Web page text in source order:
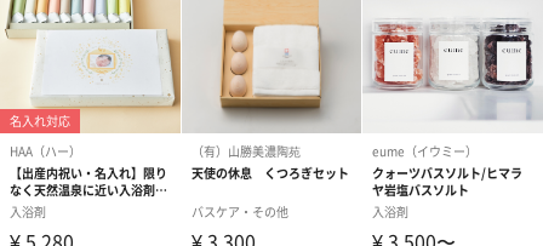
・Woody Citrus〈配合成分〉海塩、水、グリセリン、
スクロース、オレフィン（C14-16）スルホン酸Na、
ラウロイルメチルアラニンNa、コカミドプロピルベタ
イン、（ラウリル/ミリスチル）グリコールヒドロキシ
プロピルエーテル、流紋岩末、シラカンバ樹皮エキ
ス、サンザシエキス、ナツメ果実エキス、グレープフ
ルーツ果実エキス、リンゴ果実エキス、オレンジ果
汁、レモン果汁、ライム果汁、BG、エタノール、
EDTA-２Na、フェノキシエタノール、香料
サイズ
幅：直径93x高さ100mm